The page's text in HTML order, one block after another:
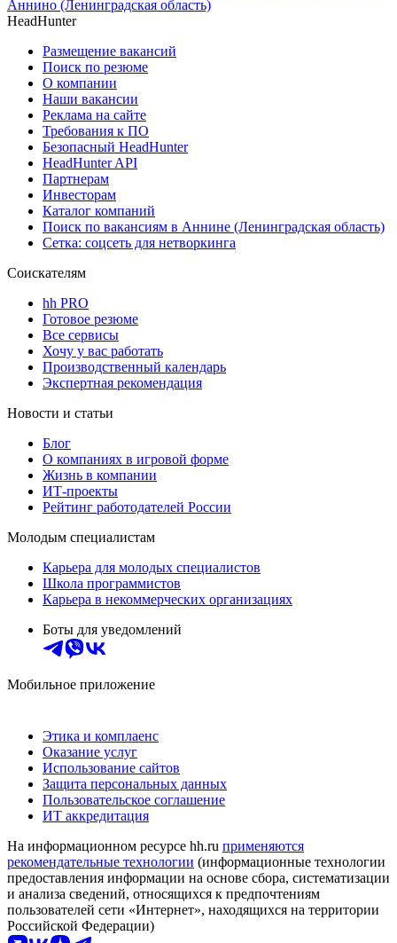
Аннино (Ленинградская область)
HeadHunter
Размещение вакансий
Поиск по резюме
О компании
Наши вакансии
Реклама на сайте
Требования к ПО
Безопасный HeadHunter
HeadHunter API
Партнерам
Инвесторам
Каталог компаний
Поиск по вакансиям в Аннине (Ленинградская область)
Сетка: соцсеть для нетворкинга
Соискателям
hh PRO
Готовое резюме
Все сервисы
Хочу у вас работать
Производственный календарь
Экспертная рекомендация
Новости и статьи
Блог
О компаниях в игровой форме
Жизнь в компании
ИТ-проекты
Рейтинг работодателей России
Молодым специалистам
Карьера для молодых специалистов
Школа программистов
Карьера в некоммерческих организациях
Боты для уведомлений
Мобильное приложение
Этика и комплаенс
Оказание услуг
Использование сайтов
Защита персональных данных
Пользовательское соглашение
ИТ аккредитация
На информационном ресурсе hh.ru применяются
рекомендательные технологии (информационные технологии
предоставления информации на основе сбора, систематизации
и анализа сведений, относящихся к предпочтениям
пользователей сети «Интернет», находящихся на территории
Российской Федерации)